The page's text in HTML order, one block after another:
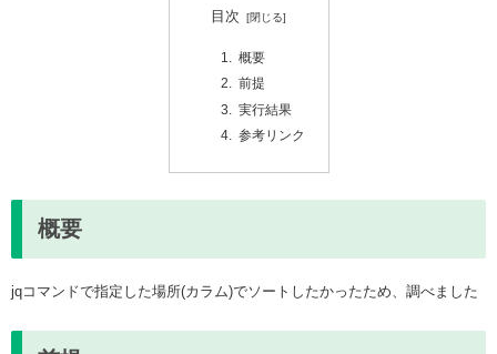
目次
概要
前提
実行結果
参考リンク
概要
jqコマンドで指定した場所(カラム)でソートしたかったため、調べました